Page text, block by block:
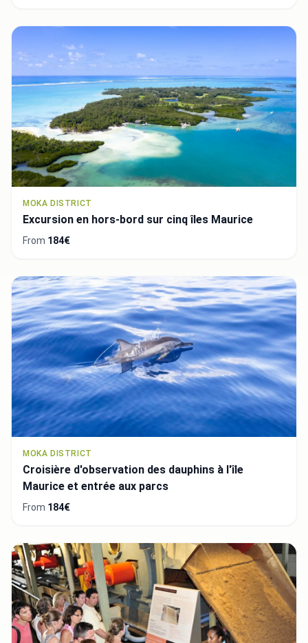
MOKA DISTRICT
Excursion en hors-bord sur cinq îles Maurice
From 184€
MOKA DISTRICT
Croisière d'observation des dauphins à l'île
Maurice et entrée aux parcs
From 184€